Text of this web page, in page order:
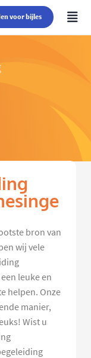
voor bijles
bron van
wij vele
leuke en
helpen. Onze
manier,
Wist u